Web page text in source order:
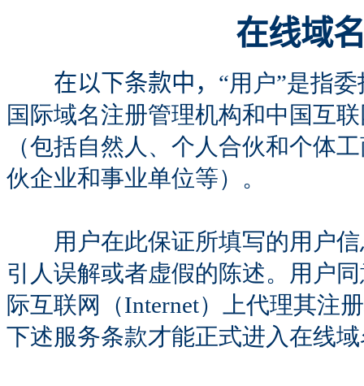
在线域
在以下条款中， “用户”是指
国际域名注册管理机构和中国互
（包括自然人、个人合伙和个体
伙企业和事业单位等）。
用户在此保证所填写的用户信
引人误解或者虚假的陈述。用户
际互联网（Internet）上代理其注
下述服务条款才能正式进入在线